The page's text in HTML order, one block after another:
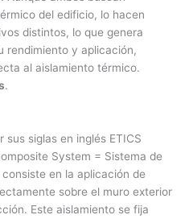
del edificio, lo hacen
distintos, lo que genera
rendimiento y aplicación,
al aislamiento térmico.
.
sus siglas en inglés ETICS
System = Sistema de
en la aplicación de
sobre el muro exterior
Este aislamiento se fija